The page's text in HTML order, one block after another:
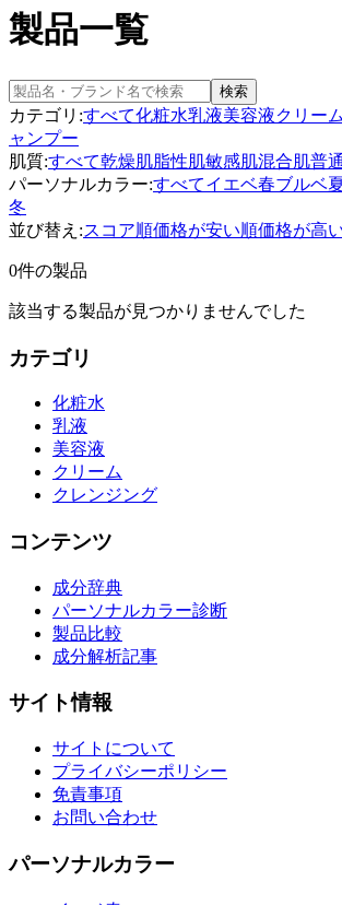
製品一覧
検索
カテゴリ:すべて化粧水乳液美容液クリーム
ャンプー
肌質:すべて乾燥肌脂性肌敏感肌混合肌普
パーソナルカラー:すべてイエベ春ブルベ
冬
並び替え:スコア順価格が安い順価格が高
0件の製品
該当する製品が見つかりませんでした
カテゴリ
化粧水
乳液
美容液
クリーム
クレンジング
コンテンツ
成分辞典
パーソナルカラー診断
製品比較
成分解析記事
サイト情報
サイトについて
プライバシーポリシー
免責事項
お問い合わせ
パーソナルカラー